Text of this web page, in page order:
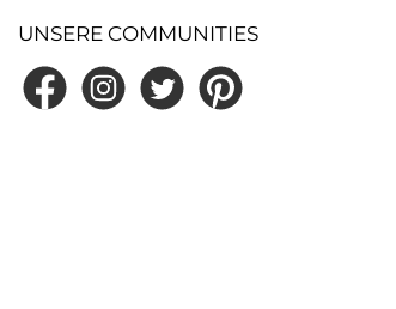
UNSERE COMMUNITIES
FacebookInstagramTwitter Pinterest